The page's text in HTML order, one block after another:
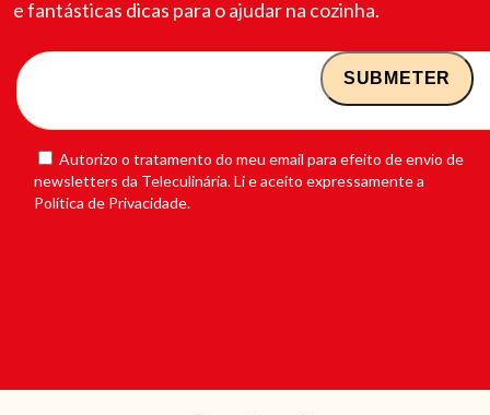
e fantásticas dicas para o ajudar na cozinha.
Autorizo o tratamento do meu email para efeito de envio de
newsletters da Teleculinária. Li e aceito expressamente a
Política de Privacidade.